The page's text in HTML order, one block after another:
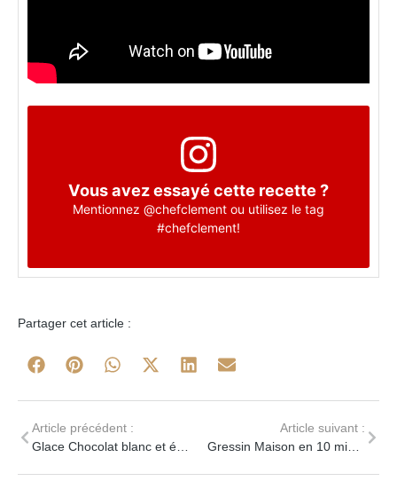
Vous avez essayé cette recette ?
Mentionnez @chefclement ou utilisez le tag
#chefclement!
Partager cet article :
Article précédent :
Glace Chocolat blanc et éclats de M&M’s
Article suivant :
Gressin Maison en 10 minutes pour l’Apéritif